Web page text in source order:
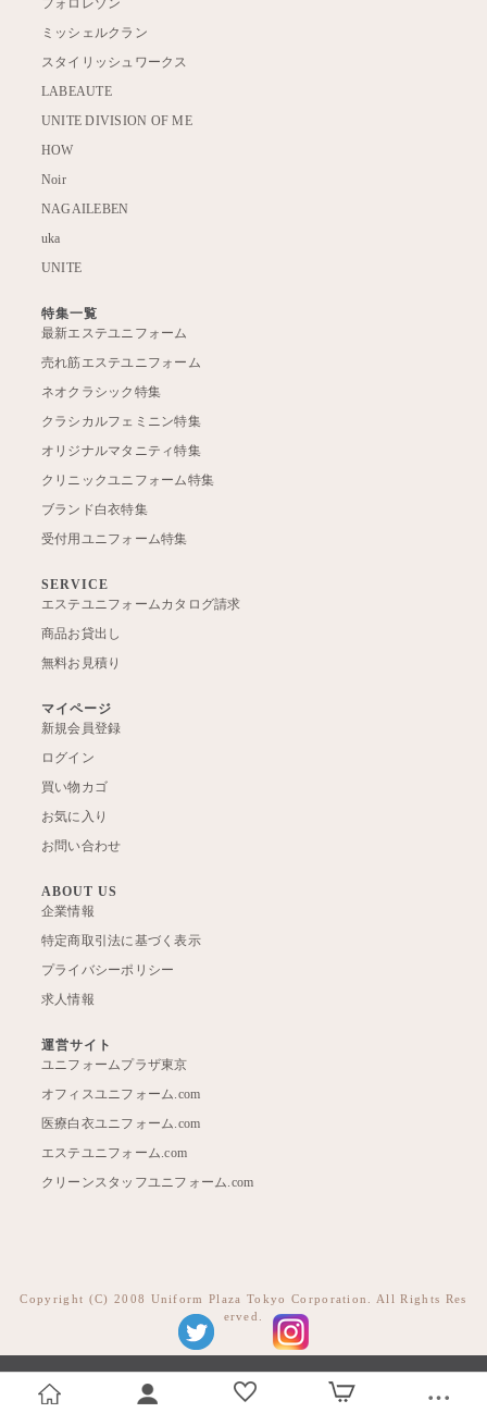
フォロレゾン
ミッシェルクラン
スタイリッシュワークス
LABEAUTE
UNITE DIVISION OF ME
HOW
Noir
NAGAILEBEN
uka
UNITE
特集一覧
最新エステユニフォーム
売れ筋エステユニフォーム
ネオクラシック特集
クラシカルフェミニン特集
オリジナルマタニティ特集
クリニックユニフォーム特集
ブランド白衣特集
受付用ユニフォーム特集
SERVICE
エステユニフォームカタログ請求
商品お貸出し
無料お見積り
マイページ
新規会員登録
ログイン
買い物カゴ
お気に入り
お問い合わせ
ABOUT US
企業情報
特定商取引法に基づく表示
プライバシーポリシー
求人情報
運営サイト
ユニフォームプラザ東京
オフィスユニフォーム.com
医療白衣ユニフォーム.com
エステユニフォーム.com
クリーンスタッフユニフォーム.com
Copyright (C) 2008 Uniform Plaza Tokyo Corporation. All Rights Res
erved.